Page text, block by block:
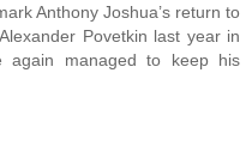
Anthony Joshua’s return to
Povetkin last year in
again managed to keep his